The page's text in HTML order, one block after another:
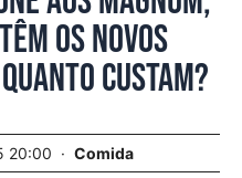
os novos
custam?
20:00 Comida